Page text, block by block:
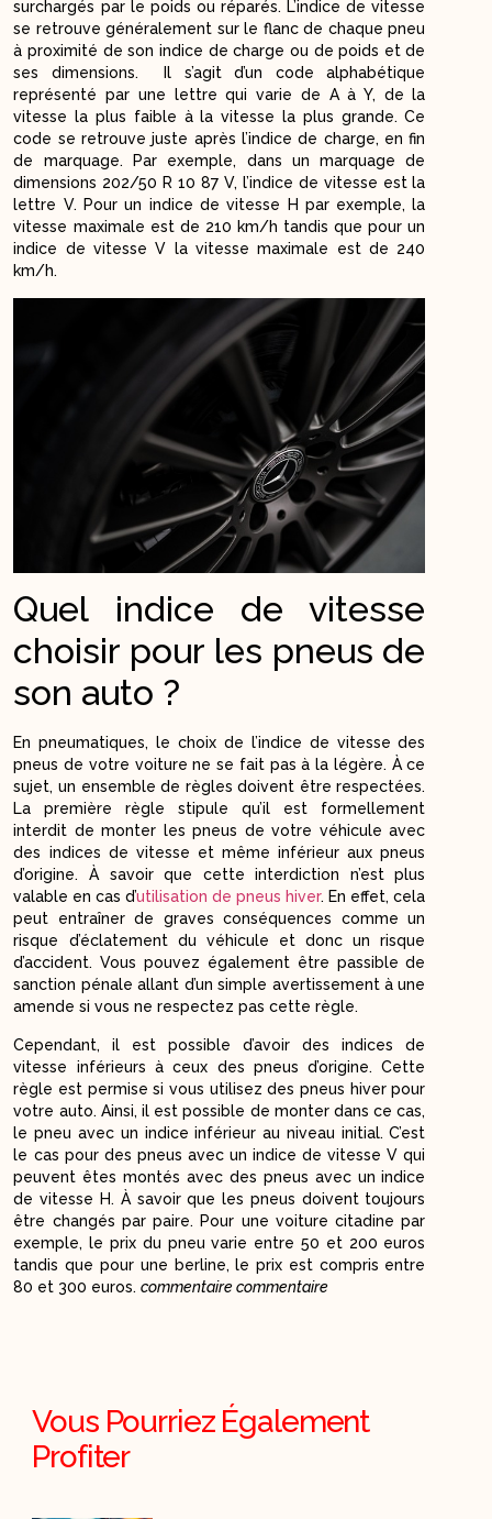
surchargés par le poids ou réparés. L’indice de vitesse
se retrouve généralement sur le flanc de chaque pneu
à proximité de son indice de charge ou de poids et de
ses dimensions. Il s’agit d’un code alphabétique
représenté par une lettre qui varie de A à Y, de la
vitesse la plus faible à la vitesse la plus grande. Ce
code se retrouve juste après l’indice de charge, en fin
de marquage. Par exemple, dans un marquage de
dimensions 202/50 R 10 87 V, l’indice de vitesse est la
lettre V. Pour un indice de vitesse H par exemple, la
vitesse maximale est de 210 km/h tandis que pour un
indice de vitesse V la vitesse maximale est de 240
km/h.
Quel indice de vitesse
choisir pour les pneus de
son auto ?
En pneumatiques, le choix de l’indice de vitesse des
pneus de votre voiture ne se fait pas à la légère. À ce
sujet, un ensemble de règles doivent être respectées.
La première règle stipule qu’il est formellement
interdit de monter les pneus de votre véhicule avec
des indices de vitesse et même inférieur aux pneus
d’origine. À savoir que cette interdiction n’est plus
valable en cas d’utilisation de pneus hiver. En effet, cela
peut entraîner de graves conséquences comme un
risque d’éclatement du véhicule et donc un risque
d’accident. Vous pouvez également être passible de
sanction pénale allant d’un simple avertissement à une
amende si vous ne respectez pas cette règle.
Cependant, il est possible d’avoir des indices de
vitesse inférieurs à ceux des pneus d’origine. Cette
règle est permise si vous utilisez des pneus hiver pour
votre auto. Ainsi, il est possible de monter dans ce cas,
le pneu avec un indice inférieur au niveau initial. C’est
le cas pour des pneus avec un indice de vitesse V qui
peuvent êtes montés avec des pneus avec un indice
de vitesse H. À savoir que les pneus doivent toujours
être changés par paire. Pour une voiture citadine par
exemple, le prix du pneu varie entre 50 et 200 euros
tandis que pour une berline, le prix est compris entre
80 et 300 euros.commentaire commentaire
Vous Pourriez Également
Profiter